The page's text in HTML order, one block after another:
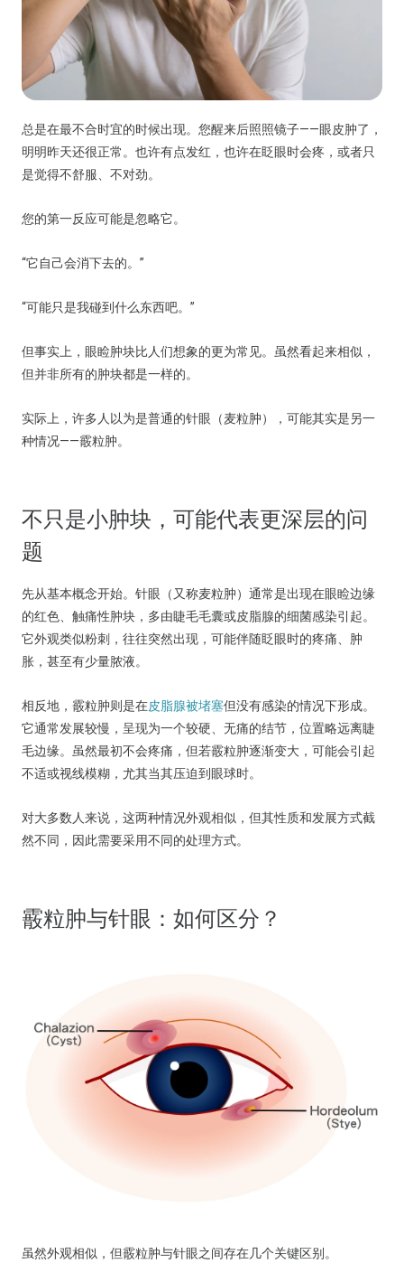
总是在最不合时宜的时候出现。您醒来后照照镜子——眼皮肿了，
明明昨天还很正常。也许有点发红，也许在眨眼时会疼，或者只
是觉得不舒服、不对劲。
您的第一反应可能是忽略它。
“它自己会消下去的。”
“可能只是我碰到什么东西吧。”
但事实上，眼睑肿块比人们想象的更为常见。虽然看起来相似，
但并非所有的肿块都是一样的。
实际上，许多人以为是普通的针眼（麦粒肿），可能其实是另一
种情况——霰粒肿。
不只是小肿块，可能代表更深层的问
题
先从基本概念开始。针眼（又称麦粒肿）通常是出现在眼睑边缘
的红色、触痛性肿块，多由睫毛毛囊或皮脂腺的细菌感染引起。
它外观类似粉刺，往往突然出现，可能伴随眨眼时的疼痛、肿
胀，甚至有少量脓液。
相反地，霰粒肿则是在皮脂腺被堵塞但没有感染的情况下形成。
它通常发展较慢，呈现为一个较硬、无痛的结节，位置略远离睫
毛边缘。虽然最初不会疼痛，但若霰粒肿逐渐变大，可能会引起
不适或视线模糊，尤其当其压迫到眼球时。
对大多数人来说，这两种情况外观相似，但其性质和发展方式截
然不同，因此需要采用不同的处理方式。
霰粒肿与针眼：如何区分？
虽然外观相似，但霰粒肿与针眼之间存在几个关键区别。